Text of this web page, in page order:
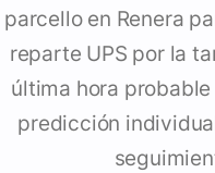
parcello en Renera
reparte UPS por la
última hora
predicción